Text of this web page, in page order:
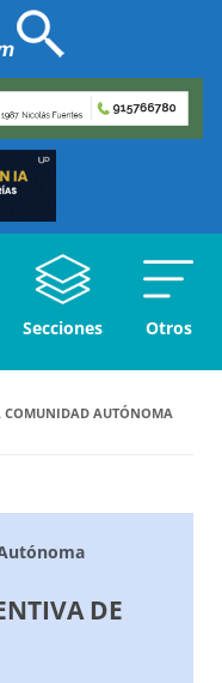
Secciones Otros
COMUNIDAD AUTÓNOMA
DE